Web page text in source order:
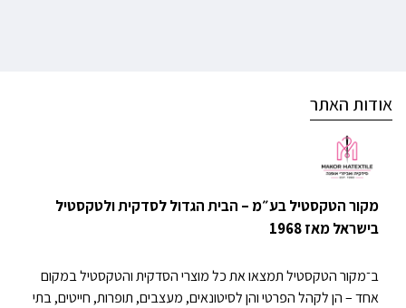
אודות האתר
מקור הטקסטיל בע״מ – הבית הגדול לסדקית ולטקסטיל
בישראל מאז 1968
ב־מקור הטקסטיל תמצאו את כל מוצרי הסדקית והטקסטיל במקום
אחד – הן לקהל הפרטי והן לסיטונאים, מעצבים, תופרות, חייטים, בתי